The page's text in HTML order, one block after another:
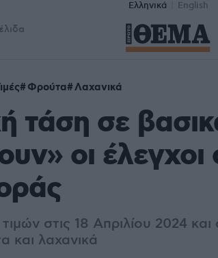
Ελληνικά English
Φρούτα Λαχανικά
τάση σε
οι έλεγχοι
στις 18 Απριλίου 2024
και λαχανικά